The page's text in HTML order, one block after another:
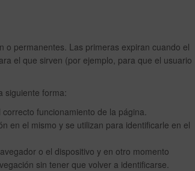
o permanentes. Las primeras expiran cuando el
el que sirven (por ejemplo, para que el usuario
siguiente forma:
funcionamiento de la página.
en el mismo y se utilizan para identificarle en el
o el dispositivo y en otro momento
sin tener que volver a identificarse.